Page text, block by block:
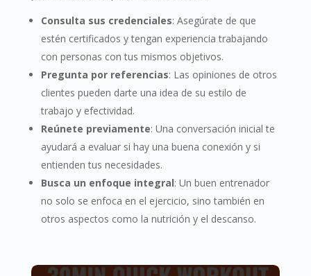
Consulta sus credenciales: Asegúrate de que
estén certificados y tengan experiencia trabajando
con personas con tus mismos objetivos.
Pregunta por referencias: Las opiniones de otros
clientes pueden darte una idea de su estilo de
trabajo y efectividad.
Reúnete previamente: Una conversación inicial te
ayudará a evaluar si hay una buena conexión y si
entienden tus necesidades.
Busca un enfoque integral: Un buen entrenador
no solo se enfoca en el ejercicio, sino también en
otros aspectos como la nutrición y el descanso.